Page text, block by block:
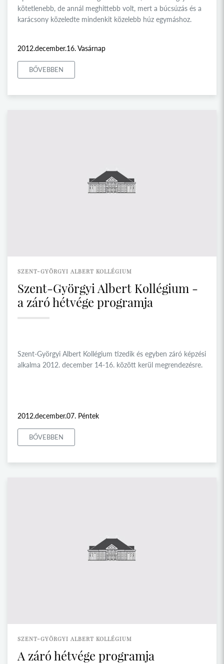
kötetlenebb, de annál meghittebb volt, mert a búcsúzás és a
karácsony közeledte mindenkit közelebb húz egymáshoz.
2012.december.16. Vasárnap
BŐVEBBEN
SZENT-GYÖRGYI ALBERT KOLLÉGIUM
Szent-Györgyi Albert Kollégium -
a záró hétvége programja
Szent-Györgyi Albert Kollégium tizedik és egyben záró képzési
alkalma 2012. december 14-16. között kerül megrendezésre.
2012.december.07. Péntek
BŐVEBBEN
SZENT-GYÖRGYI ALBERT KOLLÉGIUM
A záró hétvége programja